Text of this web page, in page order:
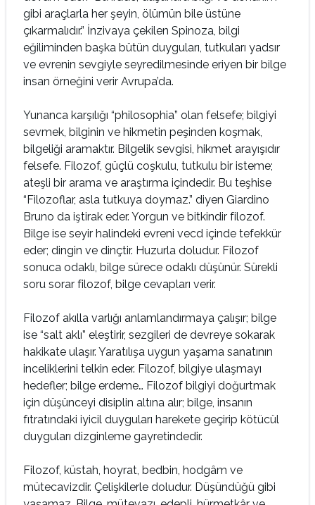
gibi araçlarla her şeyin, ölümün bile üstüne
çıkarmalıdır.” İnzivaya çekilen Spinoza, bilgi
eğiliminden başka bütün duyguları, tutkuları yadsır
ve evrenin sevgiyle seyredilmesinde eriyen bir bilge
insan örneğini verir Avrupa’da.
Yunanca karşılığı “philosophia” olan felsefe; bilgiyi
sevmek, bilginin ve hikmetin peşinden koşmak,
bilgeliği aramaktır. Bilgelik sevgisi, hikmet arayışıdır
felsefe. Filozof, güçlü coşkulu, tutkulu bir isteme;
ateşli bir arama ve araştırma içindedir. Bu teşhise
“Filozoflar, asla tutkuya doymaz.” diyen Giardino
Bruno da iştirak eder. Yorgun ve bitkindir filozof.
Bilge ise seyir halindeki evreni vecd içinde tefekkür
eder; dingin ve dinçtir. Huzurla doludur. Filozof
sonuca odaklı, bilge sürece odaklı düşünür. Sürekli
soru sorar filozof, bilge cevapları verir.
Filozof akılla varlığı anlamlandırmaya çalışır; bilge
ise “salt aklı” eleştirir, sezgileri de devreye sokarak
hakikate ulaşır. Yaratılışa uygun yaşama sanatının
inceliklerini telkin eder. Filozof, bilgiye ulaşmayı
hedefler; bilge erdeme… Filozof bilgiyi doğurtmak
için düşünceyi disiplin altına alır; bilge, insanın
fıtratındaki iyicil duyguları harekete geçirip kötücül
duyguları dizginleme gayretindedir.
Filozof, küstah, hoyrat, bedbin, hodgâm ve
mütecavizdir. Çelişkilerle doludur. Düşündüğü gibi